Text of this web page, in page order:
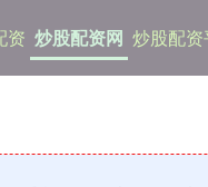
资 炒股配资网 炒股配资